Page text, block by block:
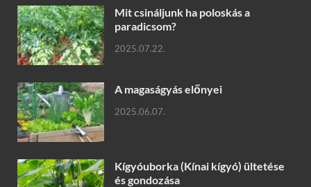
Mit csináljunk ha poloskás a
paradicsom?
2025.07.22.
A magaságyás előnyei
2025.06.07.
Kígyóuborka (Kínai kígyó) ültetése
és gondozása